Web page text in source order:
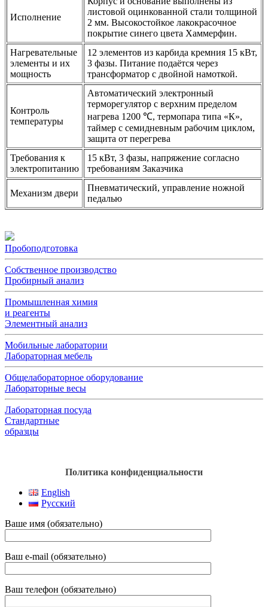
Исполнение
листовой оцинкованной стали толщиной
2 мм. Высокостойкое лакокрасочное
покрытие синего цвета Хаммерфин.
Нагревательные
элементы и их
мощность
12 элементов из карбида кремния 15 кВт,
3 фазы. Питание подаётся через
трансформатор с двойной намоткой.
Контроль
температуры
Автоматический электронный
терморегулятор с верхним пределом
нагрева 1200 ℃, термопара типа «К»,
таймер с семидневным рабочим циклом,
защита от перегрева
Требования к
электропитанию
15 кВт, 3 фазы, напряжение согласно
требованиям Заказчика
Механизм двери
Пневматический, управление ножной
педалью
Пробоподготовка
Собственное производство
Пробирный анализ
Промышленная химия
и реагенты
Элементный анализ
Мобильные лаборатории
Лабораторная мебель
Общелабораторное оборудование
Лабораторные весы
Лабораторная посуда
Стандартные
образцы
Политика конфиденциальности
English
Русский
Ваше имя (обязательно)
Ваш e-mail (обязательно)
Ваш телефон (обязательно)